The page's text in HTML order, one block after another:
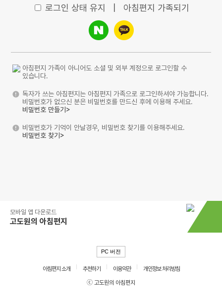
로그인 상태 유지 아침편지 가족되기
아침편지 가족이 아니어도 소셜 및 외부 계정으로 로그인할 수
있습니다.
독자가 쓰는 아침편지는 아침편지 가족으로 로그인하셔야 가능합니다.
비밀번호가 없으신 분은 비밀번호를 만드신 후에 이용해 주세요.
비밀번호 만들기>
비밀번호가 기억이 안날경우, 비밀번호 찾기를 이용해주세요.
비밀번호 찾기>
모바일 앱 다운로드
고도원의 아침편지
PC 버전
아침편지 소개 추천하기 이용약관
개인정보 처리방침
ⓒ 고도원의 아침편지